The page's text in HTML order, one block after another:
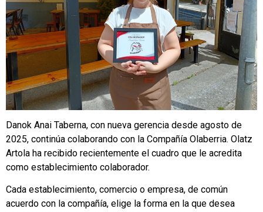
Danok Anai Taberna, con nueva gerencia desde agosto de
2025, continúa colaborando con la Compañía Olaberria. Olatz
Artola ha recibido recientemente el cuadro que le acredita
como establecimiento colaborador.
Cada establecimiento, comercio o empresa, de común
acuerdo con la compañía, elige la forma en la que desea